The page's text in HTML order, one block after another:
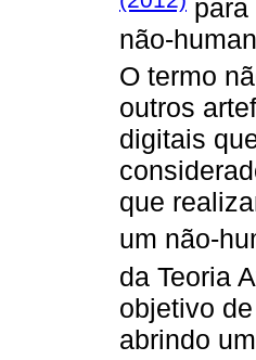
não-
O termo
outros
digitais
que
um não-
da Teoria
objetivo
abrindo